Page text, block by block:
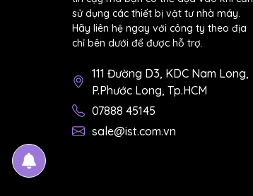
sử dụng các thiết bị vật tư nhà máy.
Hãy liên hệ ngay với công ty theo địa
chỉ bên dưới để được hỗ trợ.
111 Đường D3, KDC Nam Long,
P.Phước Long, Tp.HCM
07888 45145
sale@ist.com.vn